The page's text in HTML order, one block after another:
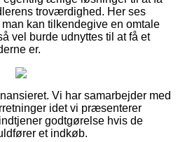
troværdighed. Her ses
kan tilkendegive en omtale
vel burde udnyttes til at få et
er.
Vi har samarbejder med
idet vi præsenterer
godtgørelse hvis de
et indkøb.